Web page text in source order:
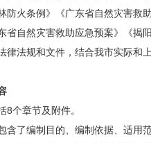
防火条例》《广东省自然灾害救
省自然灾害救助应急预案》《揭
律法规和文件，结合我市实际和
章节及附件。
了编制目的、编制依据、适用